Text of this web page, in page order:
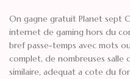
On gagne gratuit Planet sept
internet de gaming hors du
bref passe-temps avec mots
complet, de nombreuses
similaire, adequat a cote du